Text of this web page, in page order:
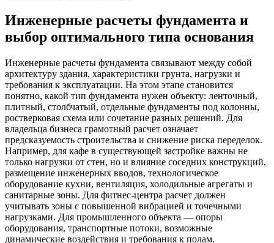
Инженерные расчеты фундамента и
выбор оптимального типа основания
Инженерные расчеты фундамента связывают между собой
архитектуру здания, характеристики грунта, нагрузки и
требования к эксплуатации. На этом этапе становится
понятно, какой тип фундамента нужен объекту: ленточный,
плитный, столбчатый, отдельные фундаменты под колонны,
ростверковая схема или сочетание разных решений. Для
владельца бизнеса грамотный расчет означает
предсказуемость строительства и снижение риска переделок.
Например, для кафе в существующей застройке важны не
только нагрузки от стен, но и влияние соседних конструкций,
размещение инженерных вводов, технологическое
оборудование кухни, вентиляция, холодильные агрегаты и
санитарные зоны. Для фитнес-центра расчет должен
учитывать зоны с повышенной вибрацией и точечными
нагрузками. Для промышленного объекта — опоры
оборудования, транспортные потоки, возможные
динамические воздействия и требования к полам.